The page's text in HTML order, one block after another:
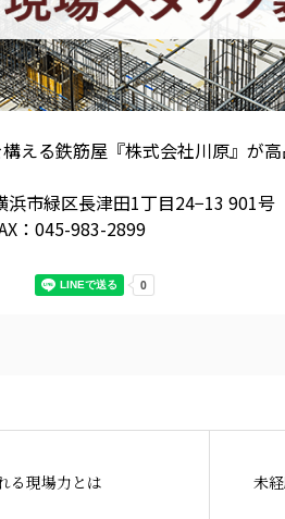
える鉄筋屋『株式会社川原』が
市緑区長津田1丁目24−13 901号
：045-983-2899
る現場力とは 未